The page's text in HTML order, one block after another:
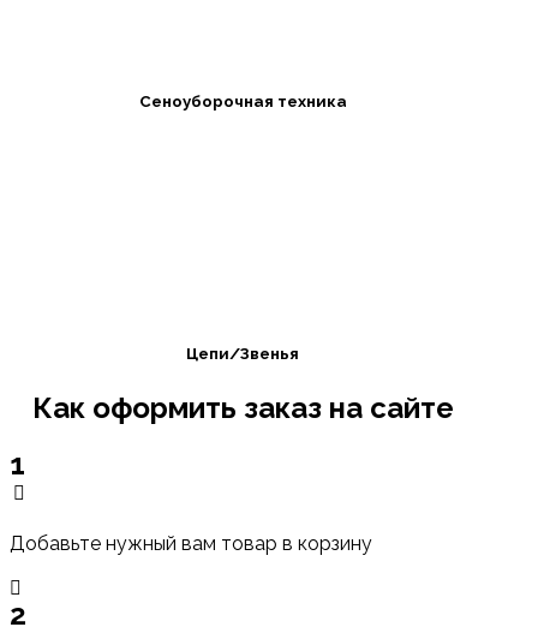
Сеноуборочная техника
Цепи/Звенья
Как оформить заказ на сайте
1
Добавьте нужный вам товар в корзину
2